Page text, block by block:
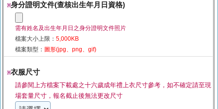
※身分證明文件(查核出生年月日資格)
需有姓名及出生年月日之身分證明文件照片
檔案大小上限： 5,000KB
檔案類型： 圖形(jpg、png、gif)
※衣服尺寸
請參閱上方檔案下載處之十六歲成年禮上衣尺寸參考，如不確定請至現
場套量尺寸，報名截止後無法更改尺寸